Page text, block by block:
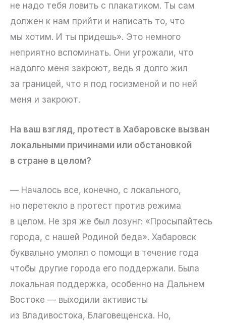
не надо тебя ловить с плакатиком. Ты сам
должен к нам прийти и написать то, что
мы хотим. И ты придешь». Это немного
неприятно вспоминать. Они угрожали, что
надолго меня закроют, ведь я долго жил
за границей, что я под госизменой и по ней
меня и закроют.
На ваш взгляд, протест в Хабаровске вызван
локальными причинами или обстановкой
в стране в целом?
— Началось все, конечно, с локального,
но перетекло в протест против режима
в целом. Не зря же был лозунг: «Просыпайтесь
города, с нашей Родиной беда». Хабаровск
буквально умолял о помощи в течение года
чтобы другие города его поддержали. Была
локальная поддержка, особенно на Дальнем
Востоке — выходили активисты
из Владивостока, Благовещенска. Но,